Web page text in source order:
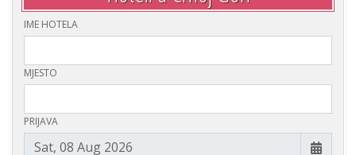
IME HOTELA
MJESTO
PRIJAVA